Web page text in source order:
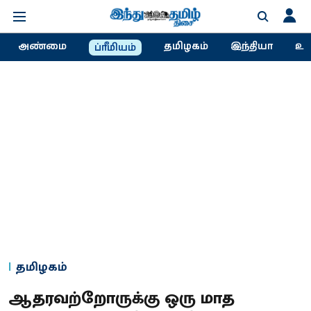
அண்மை ப்ரீமியம் தமிழகம் இந்தியா
தமிழகம்
ஆதரவற்றோருக்கு ஒரு மாத